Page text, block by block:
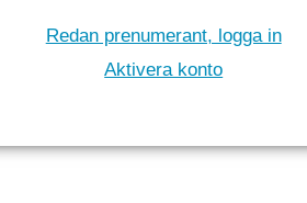
Redan prenumerant, logga in
Aktivera konto